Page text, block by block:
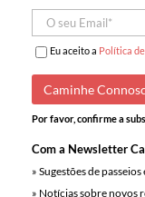
Eu aceito a Política
Por favor, confirme a
Com a Newsletter
» Sugestões de passeios
» Notícias sobre novos